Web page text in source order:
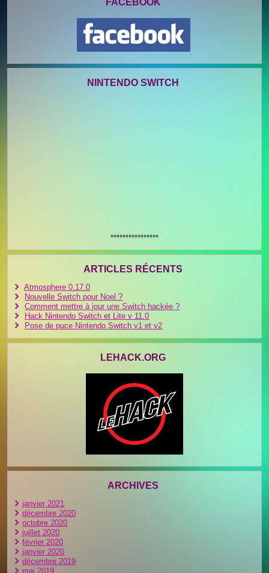
FACEBOOK
NINTENDO SWITCH
****************
ARTICLES RÉCENTS
Atmosphere 0.17.0
Nouvelle Switch pour Noel ?
Comment mettre à jour une Switch hackée ?
Hack Nintendo Switch et Lite v 11.0
Pose de puce Nintendo Switch v1 et v2
LEHACK.ORG
ARCHIVES
janvier 2021
décembre 2020
octobre 2020
juillet 2020
février 2020
janvier 2020
décembre 2019
mai 2019